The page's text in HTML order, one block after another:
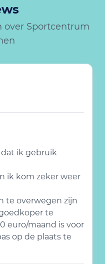
over Sportcentrum
dat ik gebruik
ik kom zeker weer
te overwegen zijn
te
euro/maand is voor
op de plaats te